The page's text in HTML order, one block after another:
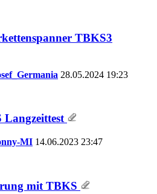
TBKS3
28.05.2024 19:23
Langzeittest
MI 14.06.2023 23:47
mit TBKS